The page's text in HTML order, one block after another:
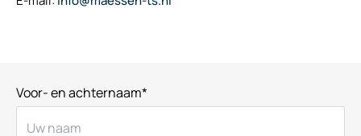
Voor- en achternaam*